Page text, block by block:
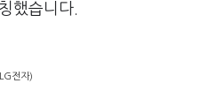
했습니다.
전자)